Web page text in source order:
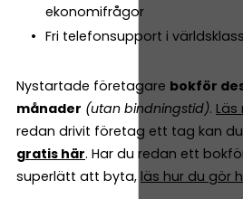
ekonomifrågor
Fri telefonsupport i världsklass
Nystartade företagare bokför
månader (utan bindningstid). Läs
redan drivit företag ett tag kan
gratis här. Har du redan ett
superlätt att byta, läs hur du gör